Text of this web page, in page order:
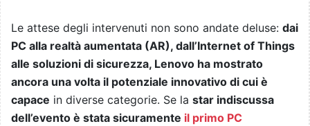
Le attese degli intervenuti non sono andate deluse: dai
PC alla realtà aumentata (AR), dall’Internet of Things
alle soluzioni di sicurezza, Lenovo ha mostrato
ancora una volta il potenziale innovativo di cui è
capace in diverse categorie. Se la star indiscussa
dell’evento è stata sicuramente il primo PC